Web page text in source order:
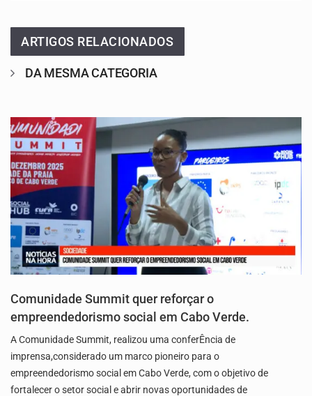
ARTIGOS RELACIONADOS
DA MESMA CATEGORIA
Comunidade Summit quer reforçar o
empreendedorismo social em Cabo Verde.
A Comunidade Summit, realizou uma conferÊncia de
imprensa,considerado um marco pioneiro para o
empreendedorismo social em Cabo Verde, com o objetivo de
fortalecer o setor social e abrir novas oportunidades de